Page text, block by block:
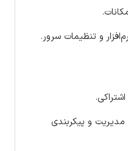
و تنظیمات سرور.
مدیریت و پیکربندی